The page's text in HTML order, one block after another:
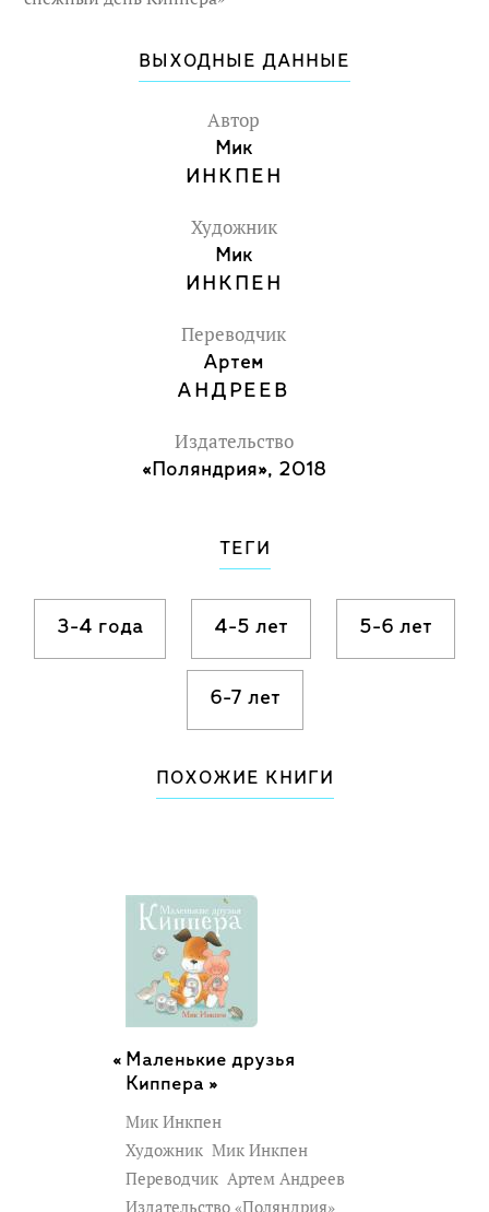
ВЫХОДНЫЕ ДАННЫЕ
Автор
Мик
ИНКПЕН
Художник
Мик
ИНКПЕН
Переводчик
Артем
АНДРЕЕВ
Издательство
«Поляндрия», 2018
ТЕГИ
3-4 года 4-5 лет 5-6 лет
6-7 лет
ПОХОЖИЕ КНИГИ
Маленькие друзья
Киппера »
Мик Инкпен
Художник Мик Инкпен
Переводчик Артем Андреев
Издательство «Поляндрия»